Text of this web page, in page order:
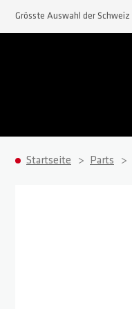
Grösste Auswahl der Schweiz
Startseite Parts